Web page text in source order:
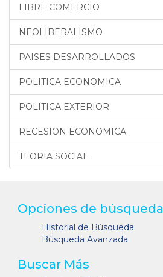
LIBRE COMERCIO
NEOLIBERALISMO
PAISES DESARROLLADOS
POLITICA ECONOMICA
POLITICA EXTERIOR
RECESION ECONOMICA
TEORIA SOCIAL
Opciones de búsqueda
Historial de Búsqueda
Búsqueda Avanzada
Buscar Más